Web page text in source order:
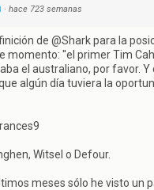
· hace 723 semanas
de @Shark para la
momento: ''el primer Tim
el australiano, por favor. Y
algún día tuviera la
Witsel o Defour.
meses sólo he visto un